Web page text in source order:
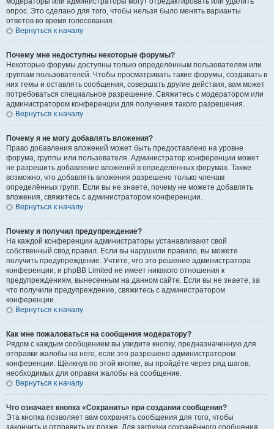
опрос. Это сделано для того, чтобы нельзя было менять варианты
ответов во время голосования.
Вернуться к началу
Почему мне недоступны некоторые форумы?
Некоторые форумы доступны только определённым пользователям или
группам пользователей. Чтобы просматривать такие форумы, создавать в
них темы и оставлять сообщения, совершать другие действия, вам может
потребоваться специальное разрешение. Свяжитесь с модератором или
администратором конференции для получения такого разрешения.
Вернуться к началу
Почему я не могу добавлять вложения?
Право добавления вложений может быть предоставлено на уровне
форума, группы или пользователя. Администратор конференции может
не разрешить добавление вложений в определённых форумах. Также
возможно, что добавлять вложения разрешено только членам
определённых групп. Если вы не знаете, почему не можете добавлять
вложения, свяжитесь с администратором конференции.
Вернуться к началу
Почему я получил предупреждение?
На каждой конференции администраторы устанавливают свой
собственный свод правил. Если вы нарушили правило, вы можете
получить предупреждение. Учтите, что это решение администратора
конференции, и phpBB Limited не имеет никакого отношения к
предупреждениям, вынесенным на данном сайте. Если вы не знаете, за
что получили предупреждение, свяжитесь с администратором
конференции.
Вернуться к началу
Как мне пожаловаться на сообщения модератору?
Рядом с каждым сообщением вы увидите кнопку, предназначенную для
отправки жалобы на него, если это разрешено администратором
конференции. Щёлкнув по этой кнопке, вы пройдёте через ряд шагов,
необходимых для оправки жалобы на сообщение.
Вернуться к началу
Что означает кнопка «Сохранить» при создании сообщения?
Эта кнопка позволяет вам сохранять сообщения для того, чтобы